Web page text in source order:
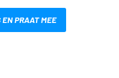
PRAAT MEE